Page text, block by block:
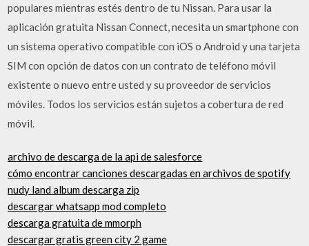
populares mientras estés dentro de tu Nissan. Para usar la
aplicación gratuita Nissan Connect, necesita un smartphone con
un sistema operativo compatible con iOS o Android y una tarjeta
SIM con opción de datos con un contrato de teléfono móvil
existente o nuevo entre usted y su proveedor de servicios
móviles. Todos los servicios están sujetos a cobertura de red
móvil.
archivo de descarga de la api de salesforce
cómo encontrar canciones descargadas en archivos de spotify
nudy land album descarga zip
descargar whatsapp mod completo
descarga gratuita de mmorph
descargar gratis green city 2 game